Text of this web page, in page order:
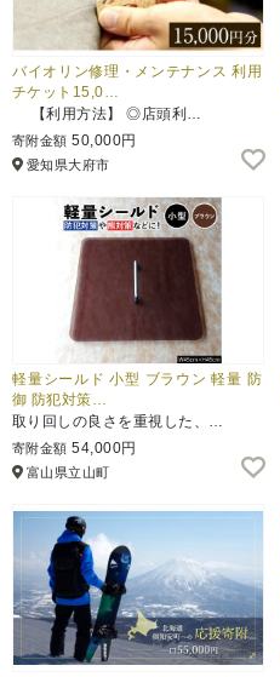
バイオリン修理・メンテナンス 利用
チケット15,0…
【利用方法】 ◎店頭利…
寄附金額 50,000円
愛知県大府市
軽量シールド 小型 ブラウン 軽量 防
御 防犯対策…
取り回しの良さを重視した、…
寄附金額 54,000円
富山県立山町